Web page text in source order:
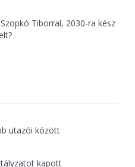
Tiborral, 2030-ra kész
utazói között
kapott